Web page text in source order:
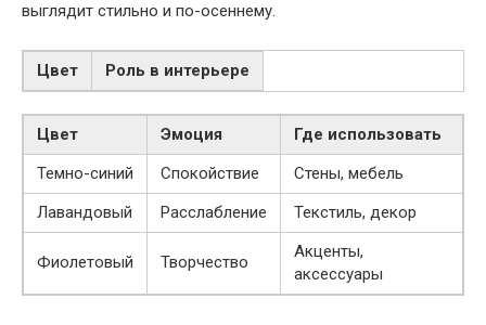
выглядит стильно и по-осеннему.
Цвет Роль в интерьере
Цвет Эмоция
Где использовать
Темно-синий
Спокойствие
Стены, мебель
Лавандовый
Расслабление Текстиль, декор
Фиолетовый Творчество
Акценты,
аксессуары